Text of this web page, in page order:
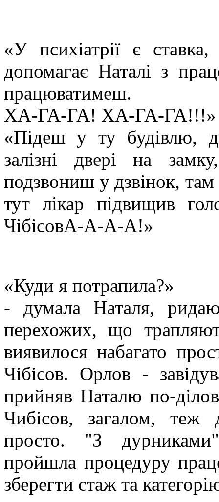
«У психіатрії є
допомагає Наталі з
працюватимеш.
ХА-ГА-ГА! ХА-ГА-
«Підеш у ту будівлю,
залізні двері на
подзвониш у дзвінок,
тут лікар підвищив
ЧібісовА-А-А-А!»
«Куди я потрапила?»
- думала Наталя,
перехожих, що
виявилося набагато
Чібісов. Орлов -
прийняв Наталю по-
Чибісов, загалом, теж
просто. "З
пройшла процедуру
зберегти стаж та